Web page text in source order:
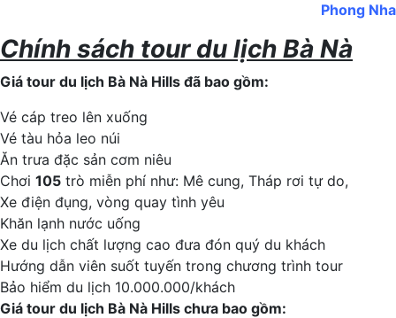
Phong Nha
Chính sách tour du lịch Bà Nà
Giá tour du lịch Bà Nà Hills đã bao gồm:
Vé cáp treo lên xuống
Vé tàu hỏa leo núi
Ăn trưa đặc sản cơm niêu
Chơi 105 trò miễn phí như: Mê cung, Tháp rơi tự do,
Xe điện đụng, vòng quay tình yêu
Khăn lạnh nước uống
Xe du lịch chất lượng cao đưa đón quý du khách
Hướng dẫn viên suốt tuyến trong chương trình tour
Bảo hiểm du lịch 10.000.000/khách
Giá tour du lịch Bà Nà Hills chưa bao gồm: